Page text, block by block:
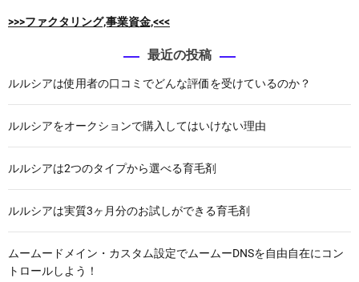
>>>ファクタリング,事業資金,<<<
最近の投稿
ルルシアは使用者の口コミでどんな評価を受けているのか？
ルルシアをオークションで購入してはいけない理由
ルルシアは2つのタイプから選べる育毛剤
ルルシアは実質3ヶ月分のお試しができる育毛剤
ムームードメイン・カスタム設定でムームーDNSを自由自在にコン
トロールしよう！